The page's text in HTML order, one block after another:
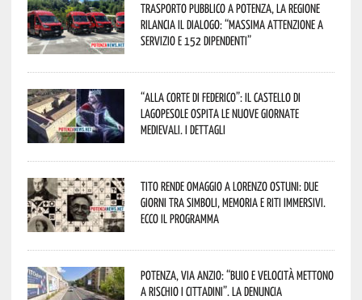
Trasporto pubblico a Potenza, la Regione
rilancia il dialogo: “Massima attenzione a
servizio e 152 dipendenti”
“Alla corte di Federico”: il Castello di
Lagopesole ospita le nuove Giornate
Medievali. I dettagli
Tito rende omaggio a Lorenzo Ostuni: due
giorni tra simboli, memoria e riti immersivi.
Ecco il programma
Potenza, Via Anzio: “Buio e velocità mettono
a rischio i cittadini”. La denuncia